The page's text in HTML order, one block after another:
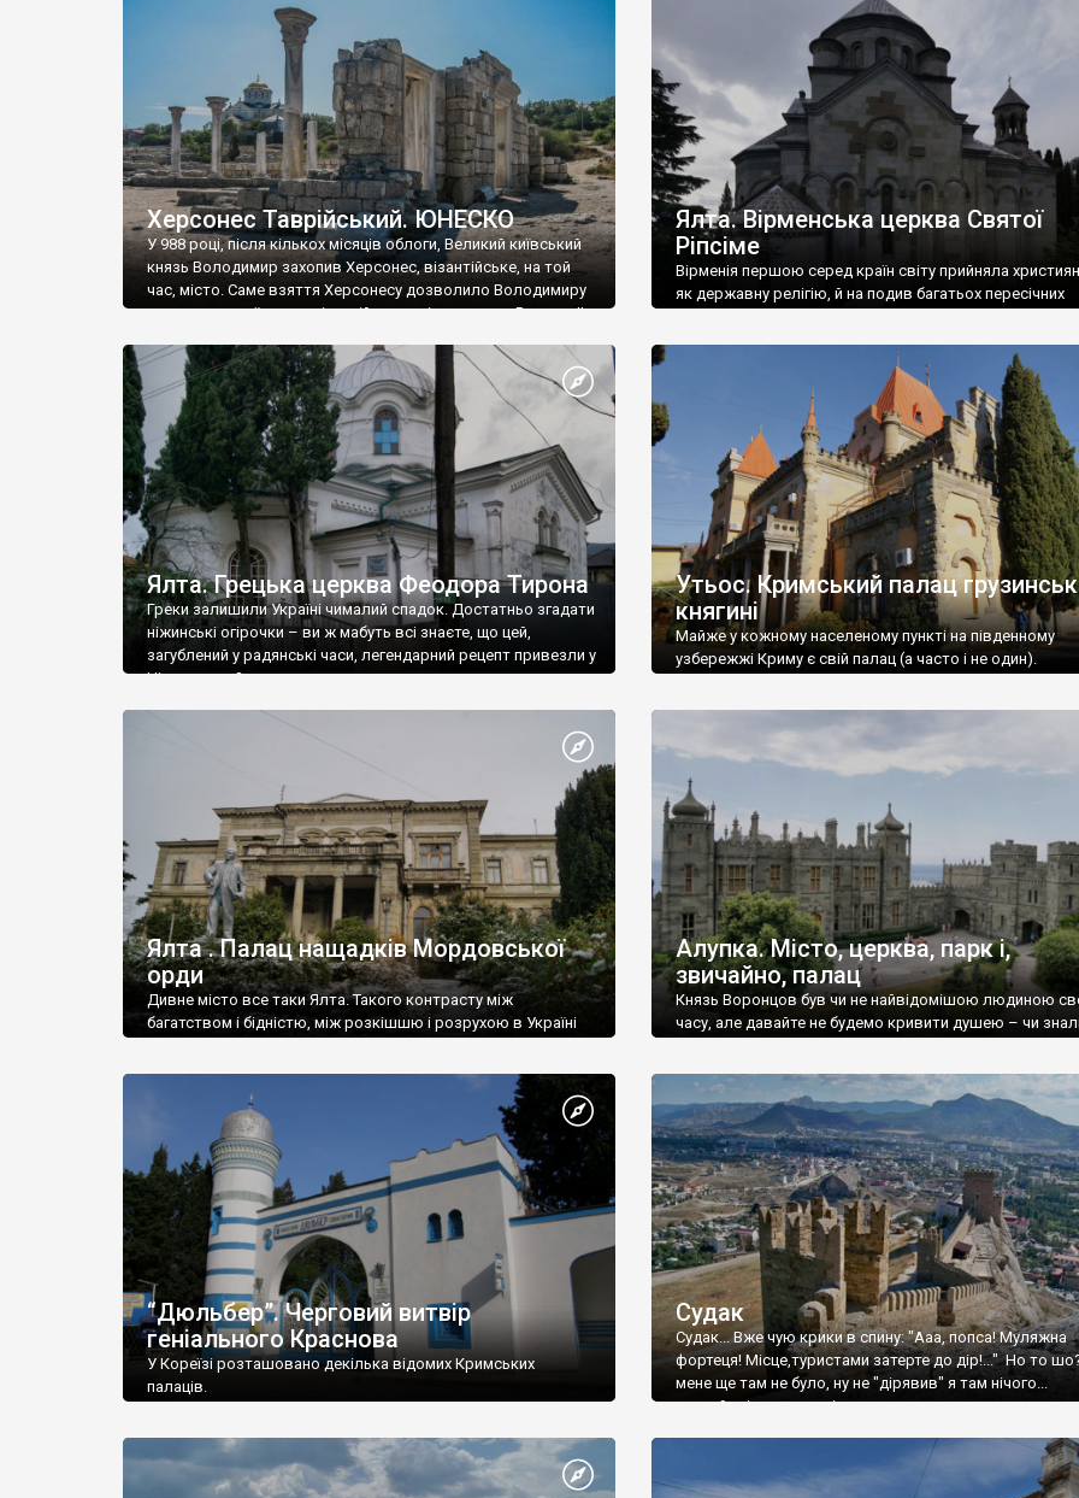
візантійської доби. Раритети викрадені з фондів об’єкту
культурної спадщини ЮНЕСКО «Херсонеса Таврійського».
Офіційно – на виставку «Золото Візантії», але експерти та
влада в Україні вважають це лише […]
називаються «повстяками» (postaki)…” “Вино. Крим
виробляє відмінне вино і його вдосталь: воно все
легке біле і дуже […]
Херсонес Таврійський. ЮНЕСКО
У 988 році, після кількох місяців облоги, Великий київський
князь Володимир захопив Херсонес, візантійське, на той
час, місто. Саме взяття Херсонесу дозволило Володимиру
диктувати свої умови візантійському імператору Василю ІІ,
Херсонесі Володимир-язичник, став Василем-
християнином. А потім було Хрещення Русі. На честь
Херсонесу Таврійського названо місто […]
Ялта. Вірменська церква Святої
Ріпсіме
Вірменія першою серед країн світу прийняла
як державну релігію, й на подив багатьох пересічних
Ялта. Грецька церква Феодора Тирона
Греки залишили Україні чималий спадок. Достатньо згадати
ніжинські огірочки – ви ж мабуть всі знаєте, що цей,
загублений у радянські часи, легендарний рецепт привезли у
Ніжин греки?
Утьос. Кримський палац
княгині
Майже у кожному населеному пункті на південному
узбережжі Криму є свій палац (а часто і не один).
Ялта . Палац нащадків Мордовської
орди
Дивне місто все таки Ялта. Такого контрасту між
багатством і бідністю, між розкішшю і розрухою в Україні
Алупка. Місто, церква, парк і,
звичайно, палац
Князь Воронцов був чи не найвідомішою людиною
часу, але давайте не будемо кривити душею – чи
“Дюльбер”. Черговий витвір
геніального Краснова
У Кореїзі розташовано декілька відомих Кримських
палаців.
Судак
Судак... Вже чую крики в спину: "Ааа, попса! Муляжна
фортеця! Місце,туристами затерте до дір!..." Но то
мене ще там не було, ну не "дірявив" я там нічого...
принаймні до цього літа.